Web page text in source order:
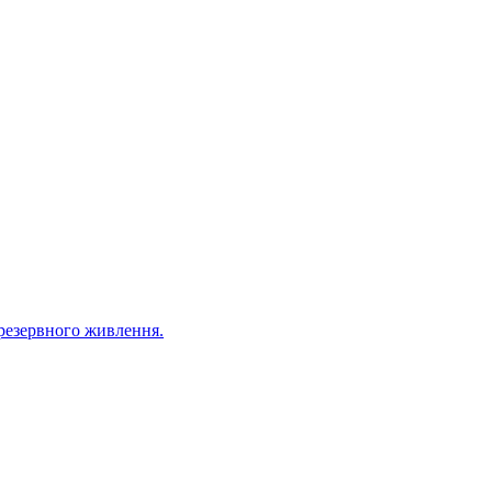
живлення.